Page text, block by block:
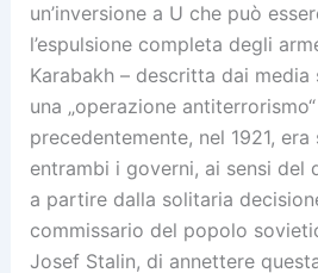
un’inversione a U che può
l’espulsione completa degli
Karabakh – descritta dai
una „operazione
precedentemente, nel 1921,
entrambi i governi, ai sensi del
a partire dalla solitaria
commissario del popolo
Josef Stalin, di annettere